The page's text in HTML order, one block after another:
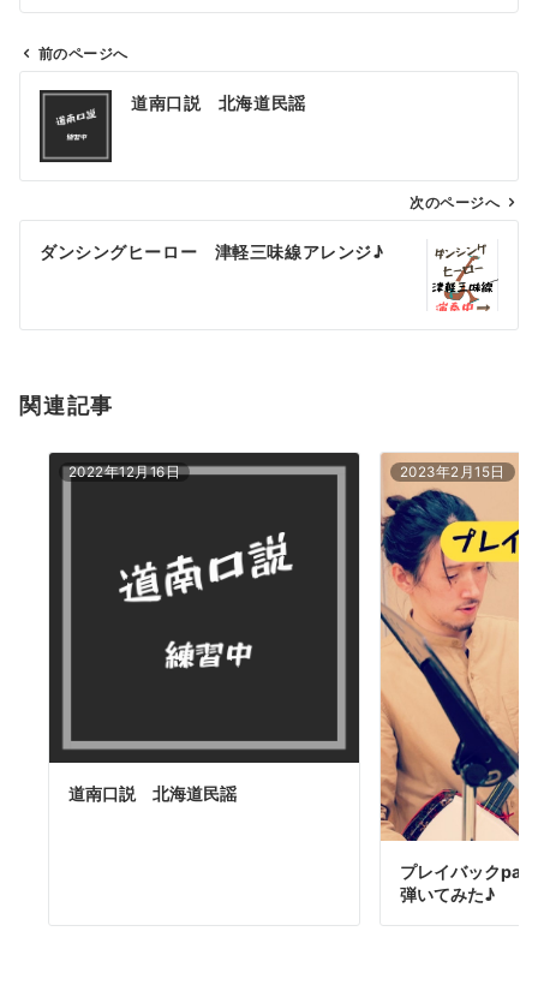
ビ
ン
前のページへ
道南口説 北海道民謡
次のページへ
ダンシングヒーロー 津軽三味線アレンジ♪
関連記事
2022年12月16日
道南口説 北海道民謡
2023年2月15日
プレイバック
弾いてみた♪